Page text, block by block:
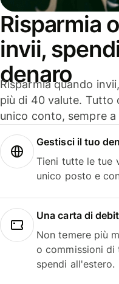
Risparmia
invii,
denaro
Risparmia quando
più di 40 valute. Tutto
unico conto, sempre
Gestisci il tuo
Tieni tutte le tue
unico posto e
Una carta di
Non temere più
o commissioni di
spendi all'estero.